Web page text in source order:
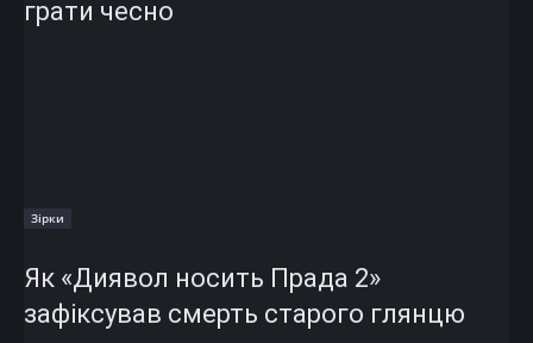
грати чесно
Зірки
Як «Диявол носить Прада 2»
зафіксував смерть старого глянцю